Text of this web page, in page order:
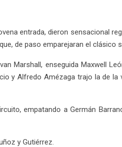
entrada, dieron sensacional
de paso emparejaran el clásico
Marshall, enseguida Maxwell
y Alfredo Amézaga trajo la de la
empatando a Germán
y Gutiérrez.